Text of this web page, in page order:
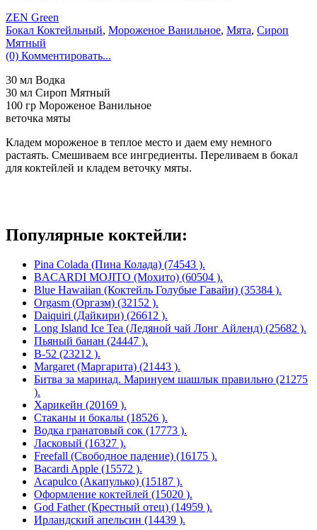
ZEN Green
Бокал Коктейльный, Мороженое Ванильное, Мята, Сироп
Мятный
(0) Комментировать...
30 мл Водка
30 мл Сироп Мятный
100 гр Мороженое Ванильное
веточка мяты
Кладем мороженое в теплое место и даем ему немного
растаять. Смешиваем все ингредиенты. Переливаем в бокал
для коктейлей и кладем веточку мяты.
Популярные коктейли:
Pina Colada (Пина Колада) (74543 ).
BACARDI MOJITO (Мохито) (60504 ).
Blue Hawaiian (Коктейль Голубые Гавайи) (35384 ).
Orgasm (Оргазм) (32152 ).
Daiquiri (Дайкири) (26612 ).
Long Island Ice Tea (Ледяной чай Лонг Айленд) (25682 ).
Пьяный банан (24447 ).
B-52 (23212 ).
Margaret (Маргарита) (21443 ).
Битва за маринад. Маринуем шашлык правильно (21275
).
Харикейн (20169 ).
Стаканы и бокалы (18526 ).
Водка гранатовый сок (17773 ).
Ласковый (16327 ).
Freefall (Свободное падение) (16175 ).
Bacardi Apple (15572 ).
Acapulco (Акапулько) (15187 ).
Оформление коктейлей (15020 ).
God Father (Крестный отец) (14959 ).
Ирландский апельсин (14439 ).